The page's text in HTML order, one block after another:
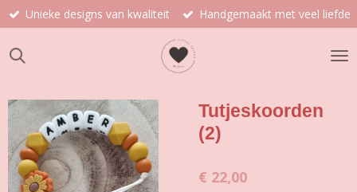
Ga
direct
naar
Unieke designs van kwaliteit Handgemaakt met veel liefde
Tutjeskoorden
(2)
€ 22,00